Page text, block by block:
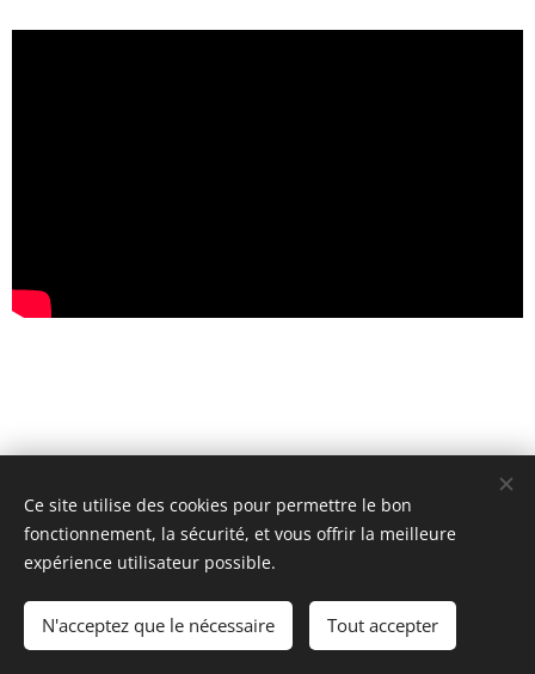
© 2023 Tous droits réservés
LA MAISON BLEUE Rez-Créatif asbl
Optimisé par
Ce site utilise des cookies pour permettre le bon
fonctionnement, la sécurité, et vous offrir la meilleure
expérience utilisateur possible.
N'acceptez que le nécessaire Tout accepter